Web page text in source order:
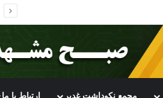
مجمع نکوداشت غدیر ارتباط با ما